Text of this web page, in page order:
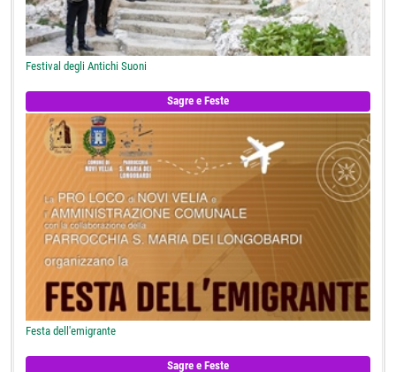
Festival degli Antichi Suoni
Sagre e Feste
Festa dell'emigrante
Sagre e Feste